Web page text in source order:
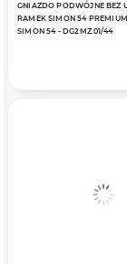
GNIAZDO PODWÓJNE BEZ
RAMEK SIMON 54
SIMON 54 - DG2MZ.01/44